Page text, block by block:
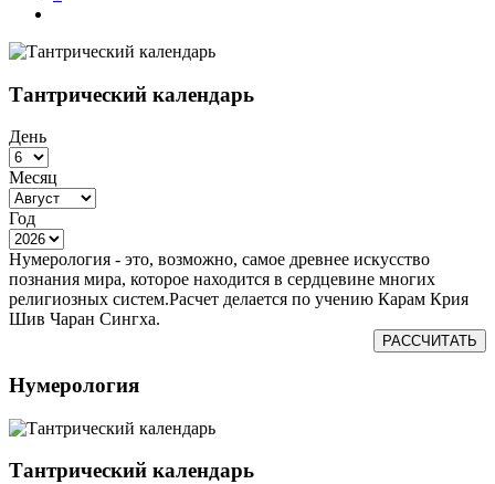
Тантрический календарь
День
Месяц
Год
Нумерология - это, возможно, самое древнее искусство
познания мира, которое находится в сердцевине многих
религиозных систем.Расчет делается по учению Карам Крия
Шив Чаран Сингха.
РАССЧИТАТЬ
Нумерология
Тантрический календарь